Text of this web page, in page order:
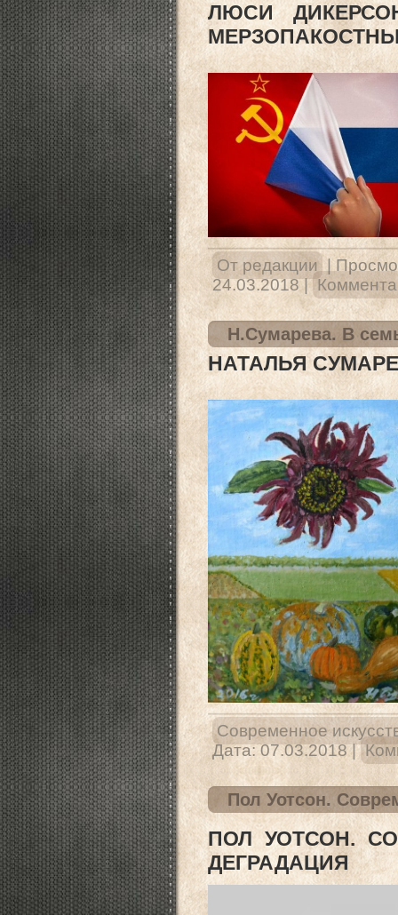
ЛЮСИ
От редакции
24.03.2018 |
Н.Сумарева. В
НАТАЛЬЯ
Современное
Дата: 07.03.2018 |
Пол Уотсон.
ПОЛ УОТСОН.
ДЕГРАДАЦИЯ